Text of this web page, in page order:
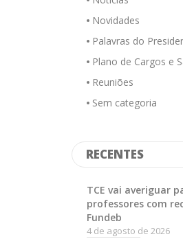
Novidades
Palavras do
Plano de Cargos e
Reuniões
Sem categoria
RECENTES
TCE vai averiguar
professores com
Fundeb
4 de agosto de 2026